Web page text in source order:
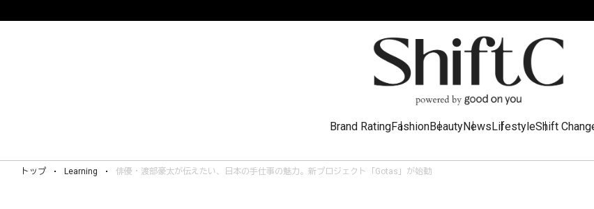
Brand RatingFashionBeautyNewsLifestyleShift
トップ Learning 俳優・渡部豪太が伝えたい、日本の手仕事の魅力。新プロジェクト「Gotas」が始動